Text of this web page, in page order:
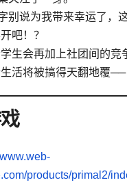
别说为我带来幸运了，
吧！？
生会再加上社团间的竞
活将被搞得天翻地覆──
products/primal2/